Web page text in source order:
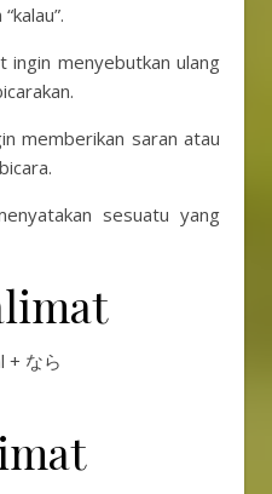
ingin menyebutkan ulang
memberikan saran atau
sesuatu yang
+ なら